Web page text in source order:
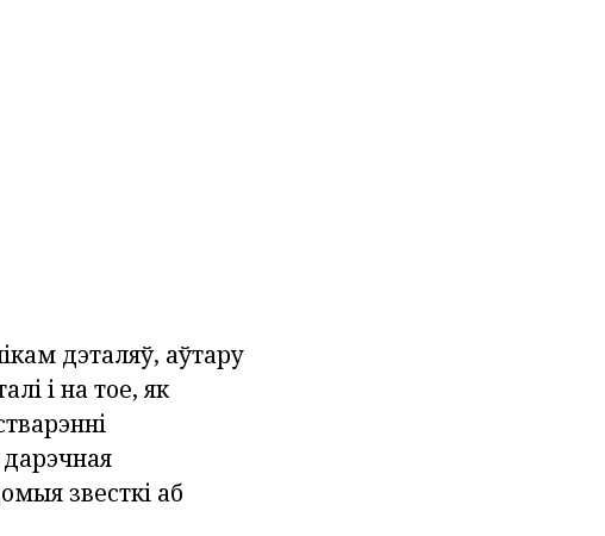
дэталяў, аўтару
і на тое, як
звесткі аб